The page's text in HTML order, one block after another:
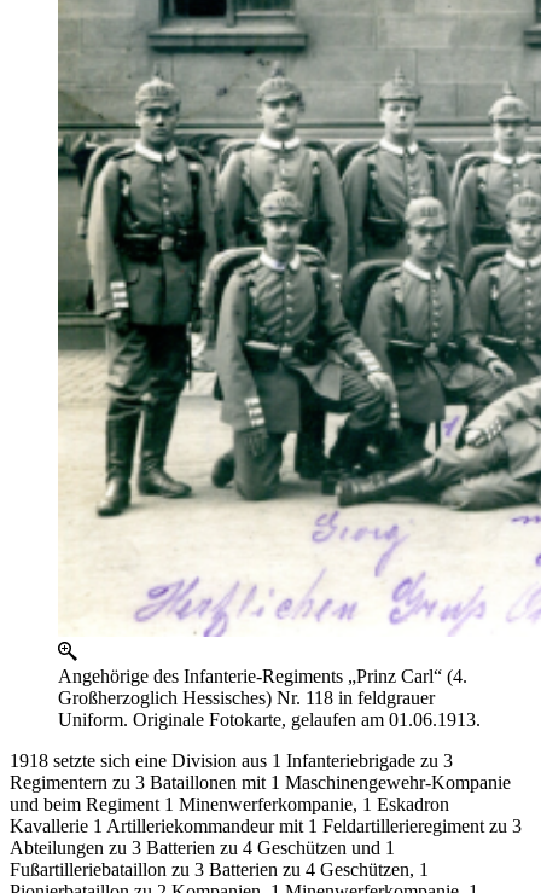
Angehörige des Infanterie-Regiments „Prinz Carl“ (4.
Großherzoglich Hessisches) Nr. 118 in feldgrauer
Uniform. Originale Fotokarte, gelaufen am 01.06.1913.
1918 setzte sich eine Division aus 1 Infanteriebrigade zu 3
Regimentern zu 3 Bataillonen mit 1 Maschinengewehr-Kompanie
und beim Regiment 1 Minenwerferkompanie, 1 Eskadron
Kavallerie 1 Artilleriekommandeur mit 1 Feldartillerieregiment zu 3
Abteilungen zu 3 Batterien zu 4 Geschützen und 1
Fußartilleriebataillon zu 3 Batterien zu 4 Geschützen, 1